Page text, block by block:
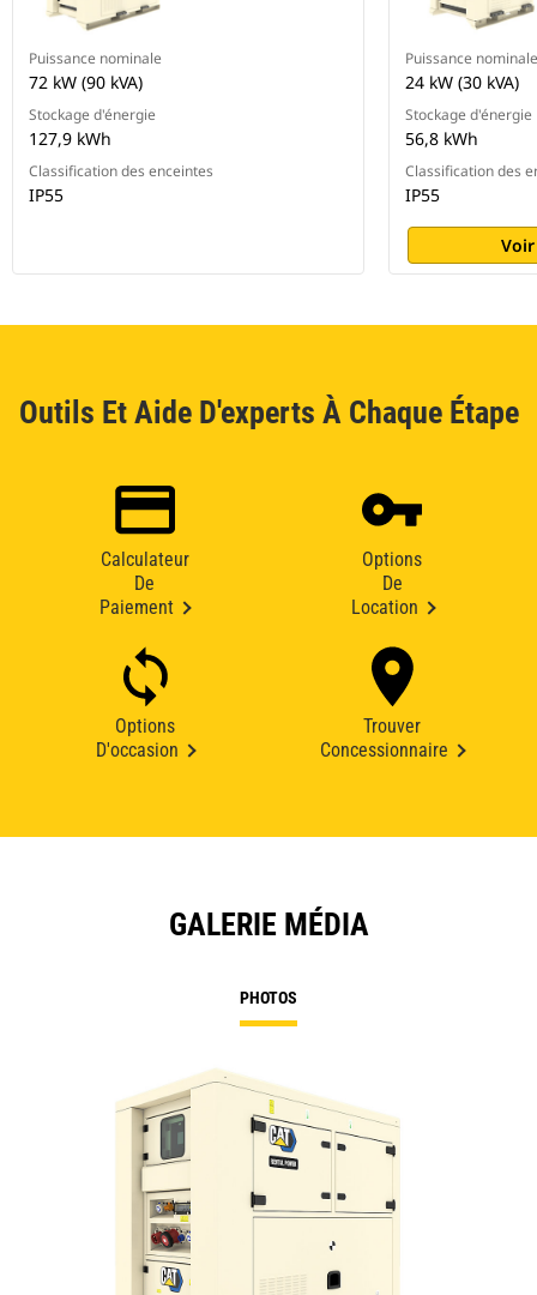
Puissance nominale
72 kW (90 kVA)
Stockage d'énergie
127,9 kWh
Classification des enceintes
IP55
Puissance nominale
24 kW (30 kVA)
Stockage d'énergie
56,8 kWh
Classification des
IP55
Outils Et Aide D'experts À Chaque Étape
Calculateur
De
Paiement
Options
De
Location
Options
D'occasion
Trouver
Concessionnaire
GALERIE MÉDIA
PHOTOS